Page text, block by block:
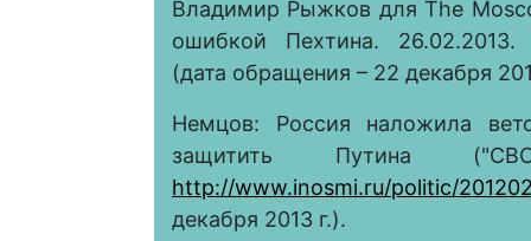
Владимир Рыжков для The
ошибкой Пехтина.
(дата обращения – 22 декабря
Немцов: Россия наложила
защитить Путина
http://www.inosmi.ru/politic/
декабря 2013 г.).